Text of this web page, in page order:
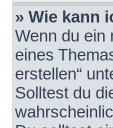
» Wie kann
Wenn du ein
eines
erstellen“
Solltest du